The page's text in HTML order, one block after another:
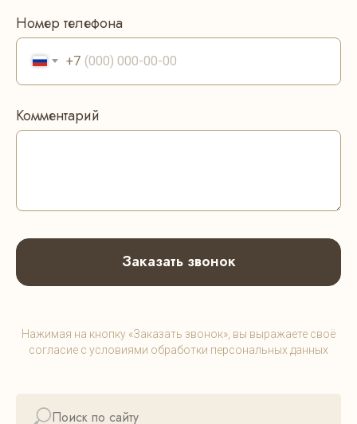
Номер телефона
+7
Комментарий
Заказать звонок
Нажимая на кнопку «Заказать звонок», вы выражаете своё
согласие с условиями обработки персональных данных